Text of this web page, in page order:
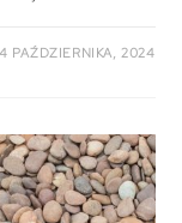
4 PAŹDZIERNIKA, 2024